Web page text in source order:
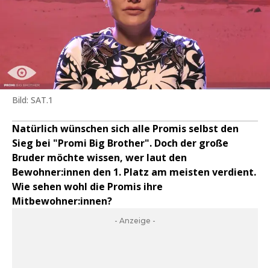
Bild: SAT.1
Natürlich wünschen sich alle Promis selbst den
Sieg bei "Promi Big Brother". Doch der große
Bruder möchte wissen, wer laut den
Bewohner:innen den 1. Platz am meisten verdient.
Wie sehen wohl die Promis ihre
Mitbewohner:innen?
- Anzeige -